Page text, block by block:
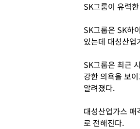
SK그룹이 유력
SK그룹은 SK하
있는데 대성산
SK그룹은 최근
강한 의욕을 보
알려졌다.
대성산업가스
로 전해진다.